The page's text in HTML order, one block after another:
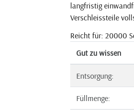
langfristig
Verschleissteile
Reicht für: 20000
Gut zu wissen
Entsorgung:
Füllmenge: